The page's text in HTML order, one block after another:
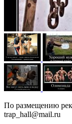
По размещению
trap_hall@mail.ru